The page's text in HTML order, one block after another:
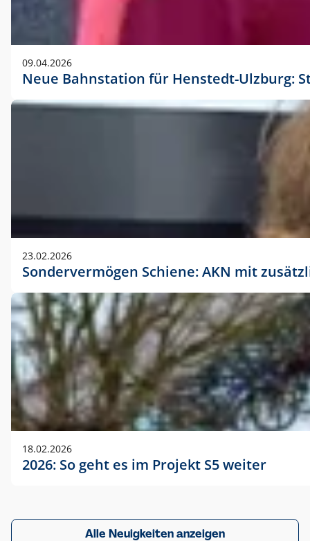
09.04.2026
Neue Bahnstation für Henstedt-Ulzburg:
23.02.2026
Sondervermögen Schiene: AKN mit
18.02.2026
2026: So geht es im Projekt S5 weiter
Alle Neuigkeiten anzeigen